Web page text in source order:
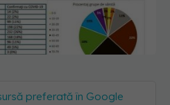
preferată în Google